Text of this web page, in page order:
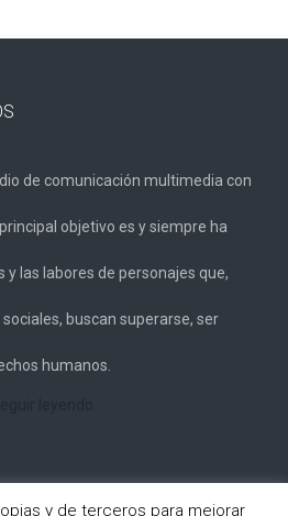
de comunicación multimedia con
objetivo es y siempre ha
y las labores de personajes que,
buscan superarse, ser
humanos.
y de terceros para mejorar